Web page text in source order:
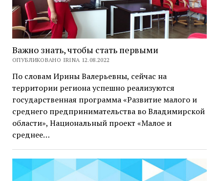
Важно знать, чтобы стать первыми
ОПУБЛИКОВАНО IRINA 12.08.2022
По словам Ирины Валерьевны, сейчас на
территории региона успешно реализуются
государственная программа «Развитие малого и
среднего предпринимательства во Владимирской
области», Национальный проект «Малое и
среднее…